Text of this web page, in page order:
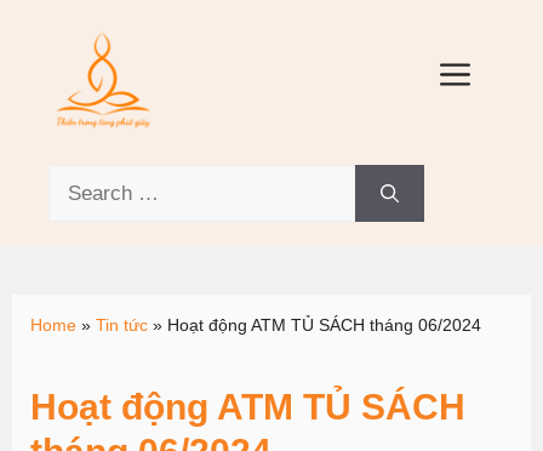
Home » Tin tức » Hoạt động ATM TỦ SÁCH tháng 06/2024
Hoạt động ATM TỦ SÁCH